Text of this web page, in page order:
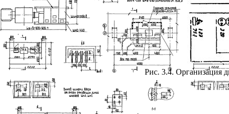
Рис. 3.4. Организация